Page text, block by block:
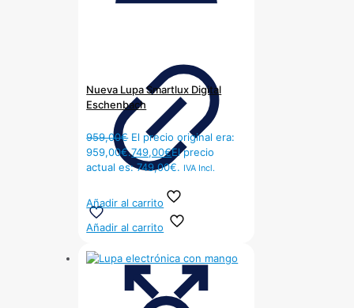
Nueva Lupa Smartlux Digital
Eschenbach
959,00€ El precio original era:
959,00€.749,00€El precio
actual es: 749,00€. IVA Incl.
Añadir al carrito
Añadir al carrito